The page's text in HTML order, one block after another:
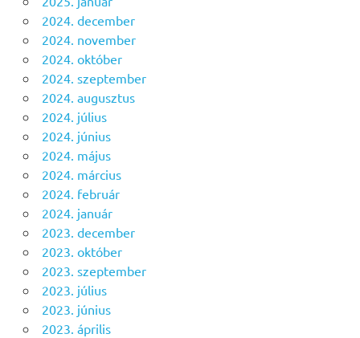
2024. december
2024. november
2024. október
2024. szeptember
2024. augusztus
2024. július
2024. június
2024. május
2024. március
2024. február
2024. január
2023. december
2023. október
2023. szeptember
2023. július
2023. június
2023. április